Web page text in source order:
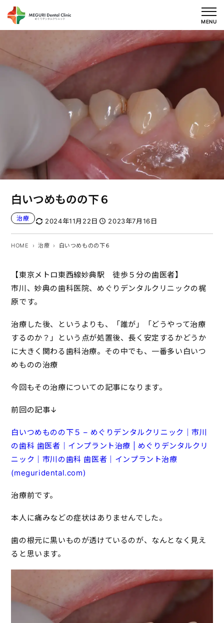
を
MENU
白いつめものの下６
治療 2024年11月22日 2023年7月16日
HOME 治療 白いつめものの下６
【東京メトロ東西線妙典駅 徒歩５分の歯医者】
市川、妙典の歯科医院、めぐりデンタルクリニックの梶
原です。
治療した後、というよりも、「誰が」「どうやって治療
するのか？」という点が処置後、長く安定するかどうか
に大きく関わる歯科治療。その中でも、一番多い白いつ
めものの治療
今回もその治療についての記事になります。
前回の記事↓
白いつめものの下５ – めぐりデンタルクリニック｜市川
の歯科 歯医者｜インプラント治療 | めぐりデンタルクリ
ニック｜市川の歯科 歯医者｜インプラント治療
(meguridental.com)
治療前です。
本人に痛みなどの症状はありませんでした。
歯の根元に黒いものが透けているのが、なんとなく見え
ると思います。